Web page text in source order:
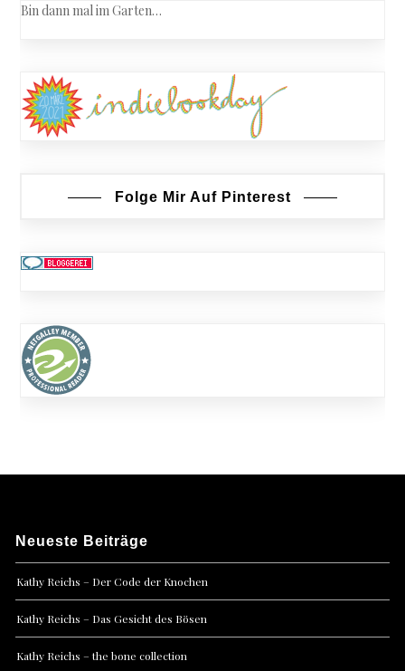
Bin dann mal im Garten…
Folge Mir Auf Pinterest
Neueste Beiträge
Kathy Reichs – Der Code der Knochen
Kathy Reichs – Das Gesicht des Bösen
Kathy Reichs – the bone collection